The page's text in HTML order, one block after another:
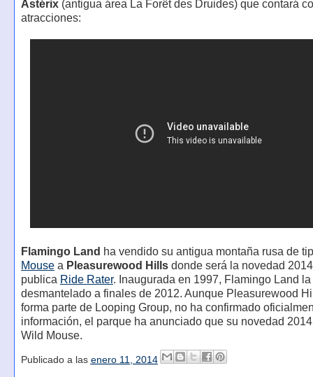
Astérix(antigua área La Forêt des Druides) que contará
atracciones:
Flamingo Land ha vendido su antigua montaña rusa de
Mousea Pleasurewood Hillsdonde será la novedad
publica Ride Rater. Inaugurada en 1997, Flamingo Land
desmantelado a finales de 2012. Aunque Pleasurewood
forma parte de Looping Group, no ha confirmado
información, el parque ha anunciado que su novedad
Wild Mouse.
Publicado a las enero 11, 2014